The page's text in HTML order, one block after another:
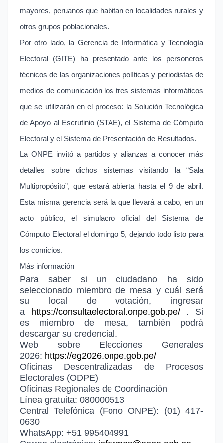
mayores, peruanos que habitan en localidades rurales y
otros grupos poblacionales.
Por otro lado, la Gerencia de Informática y Tecnología
Electoral (GITE) ha presentado ante los personeros
técnicos de las organizaciones políticas y periodistas de
medios de comunicación los tres sistemas informáticos
que se utilizarán en el proceso: la Solución Tecnológica
de Apoyo al Escrutinio (STAE), el Sistema de Cómputo
Electoral y el Sistema de Presentación de Resultados.
La ONPE invitó a partidos y alianzas a conocer más
detalles sobre dichos sistemas visitando la “Sala
Multipropósito”, que estará abierta hasta el 9 de abril.
Esta misma gerencia será la que llevará a cabo, en un
acto público, el simulacro oficial del Sistema de
Cómputo Electoral el domingo 5, dejando todo listo para
los comicios.
Más información
Para saber si un ciudadano ha sido
seleccionado miembro de mesa y cuál será
su local de votación, ingresar
a
https://consultaelectoral.onpe.gob.pe/
. Si
es miembro de mesa, también podrá
descargar su credencial.
Web sobre Elecciones Generales
2026: https://eg2026.onpe.gob.pe/
Oficinas Descentralizadas de Procesos
Electorales (ODPE)
Oficinas Regionales de Coordinación
Línea gratuita: 080000513
Central Telefónica (Fono ONPE): (01) 417-
0630
WhatsApp: +51 995404991